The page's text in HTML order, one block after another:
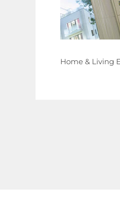
Home & Living